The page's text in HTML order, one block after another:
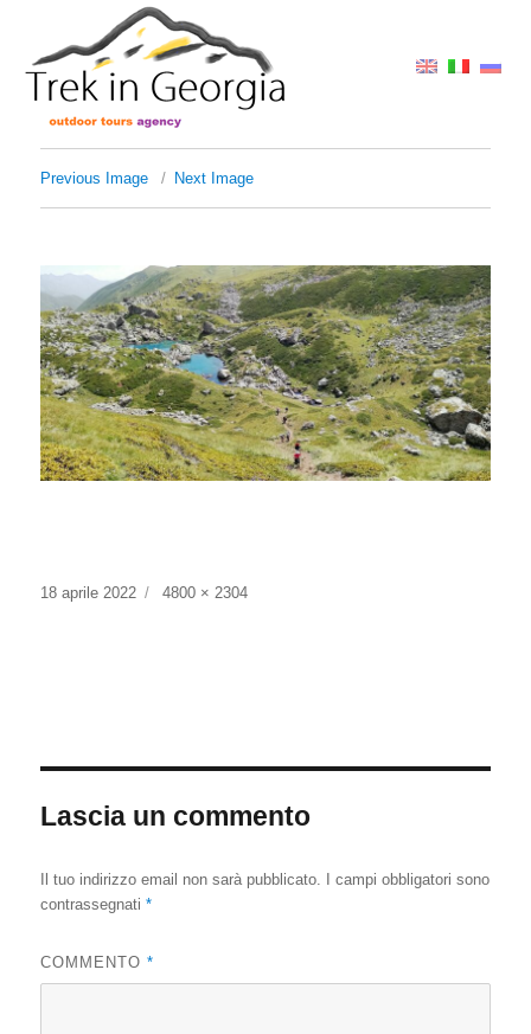
Previous Image Next Image
Posted
18 aprile 2022
Full
4800 × 2304
Lascia un commento
Il tuo indirizzo email non sarà pubblicato.
I campi obbligatori sono
contrassegnati*
COMMENTO*